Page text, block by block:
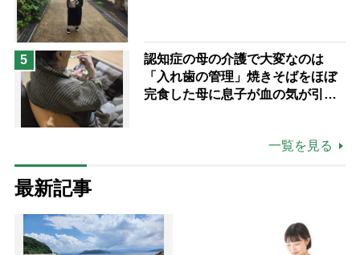
5
認知症の母の介護で大変なのは
「入れ歯の管理」焼きそばをほぼ
完食した母に息子が血の気が引い
一覧を見る
最新記事